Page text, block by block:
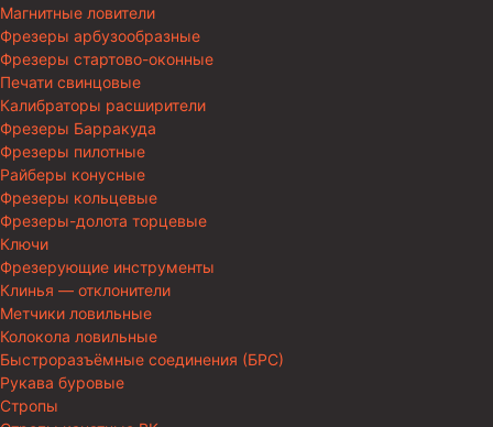
Магнитные ловители
Фрезеры арбузообразные
Фрезеры стартово-оконные
Печати свинцовые
Калибраторы расширители
Фрезеры Барракуда
Фрезеры пилотные
Райберы конусные
Фрезеры кольцевые
Фрезеры-долота торцевые
Ключи
Фрезерующие инструменты
Клинья — отклонители
Метчики ловильные
Колокола ловильные
Быстроразъёмные соединения (БРС)
Рукава буровые
Стропы